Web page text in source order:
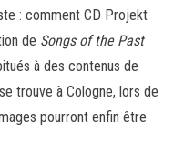
: comment CD Projekt
de Songs of the Past
à des contenus de
trouve à Cologne, lors de
pourront enfin être